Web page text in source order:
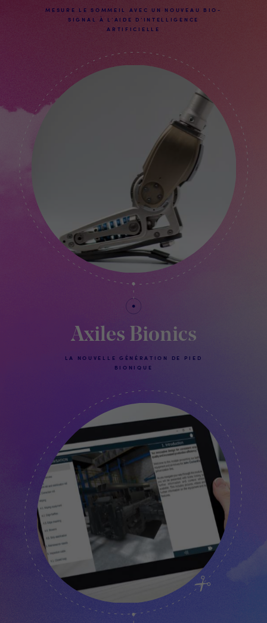
MESURE LE SOMMEIL AVEC UN NOUVEAU BIO-
SIGNAL À L’AIDE D’INTELLIGENCE
ARTIFICIELLE
Axiles Bionics
LA NOUVELLE GÉNÉRATION DE PIED
BIONIQUE